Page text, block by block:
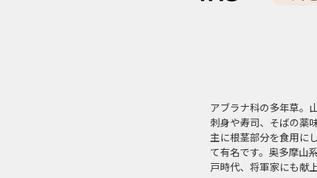
アブラナ科の多年草。
刺身や寿司、そばの薬
主に根茎部分を食用に
て有名です。奥多摩山
戸時代、将軍家にも献